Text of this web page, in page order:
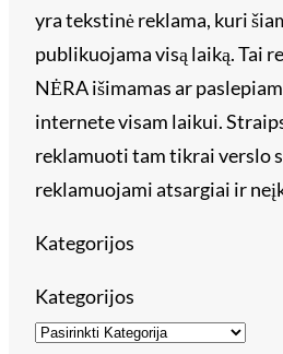
yra tekstinė reklama, kuri
publikuojama visą laiką. Tai
NĖRA išimamas ar
internete visam laikui.
reklamuoti tam tikrai verslo
reklamuojami atsargiai ir
Kategorijos
Kategorijos